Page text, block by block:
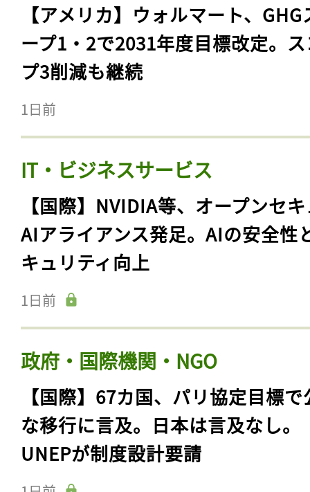
【アメリカ】ウォルマート、GHG
ープ1・2で2031年度目標改定。
プ3削減も継続
1日前
IT・ビジネスサービス
【国際】NVIDIA等、オープンセ
AIアライアンス発足。AIの安全性
キュリティ向上
1日前
政府・国際機関・NGO
【国際】67カ国、パリ協定目標で
な移行に言及。日本は言及なし。
UNEPが制度設計要請